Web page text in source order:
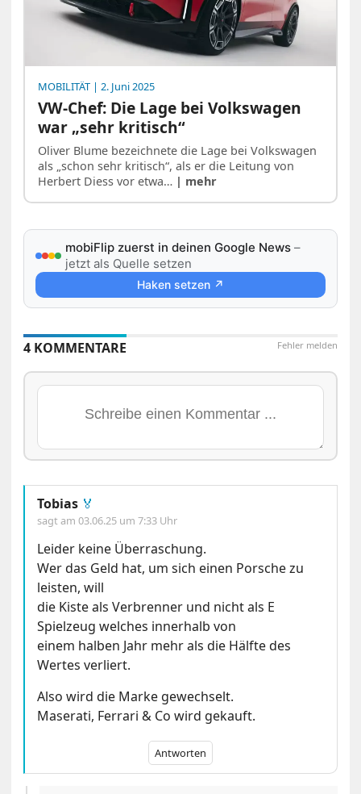
MOBILITÄT | 2. Juni 2025
VW-Chef: Die Lage bei Volkswagen
war „sehr kritisch“
Oliver Blume bezeichnete die Lage bei Volkswagen
als „schon sehr kritisch“, als er die Leitung von
Herbert Diess vor etwa… | mehr
mobiFlip zuerst in deinen Google News –
jetzt als Quelle setzen
Haken setzen ↗
Fehler melden
4 KOMMENTARE
Tobias 🏅
sagt am03.06.25 um 7:33 Uhr
Leider keine Überraschung.
Wer das Geld hat, um sich einen Porsche zu
leisten, will
die Kiste als Verbrenner und nicht als E
Spielzeug welches innerhalb von
einem halben Jahr mehr als die Hälfte des
Wertes verliert.
Also wird die Marke gewechselt.
Maserati, Ferrari & Co wird gekauft.
Antworten